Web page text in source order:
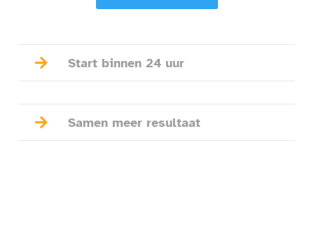
 Start binnen 24 uur
 Samen meer resultaat